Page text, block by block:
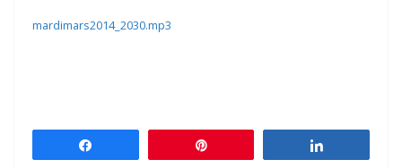
mardimars2014_2030.mp3